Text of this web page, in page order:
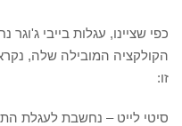
כפי שציינו, עגלות בייבי ג'וגר
הקולקציה המובילה שלה,
זו: